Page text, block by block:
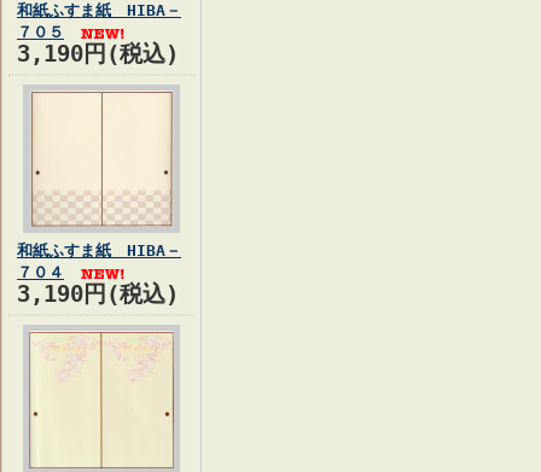
和紙ふすま紙 HIBA－
７０５
3,190円(税込)
和紙ふすま紙 HIBA－
７０４
3,190円(税込)